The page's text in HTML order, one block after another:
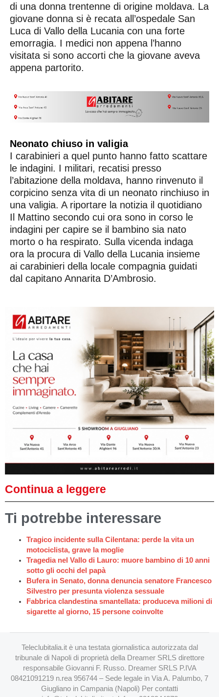
di una donna trentenne di origine moldava. La
giovane donna si è recata all’ospedale San
Luca di Vallo della Lucania con una forte
emorragia. I medici non appena l’hanno
visitata si sono accorti che la giovane aveva
appena partorito.
Neonato chiuso in valigia
I carabinieri a quel punto hanno fatto scattare
le indagini. I militari, recatisi presso
l’abitazione della moldava, hanno rinvenuto il
corpicino senza vita di un neonato rinchiuso in
una valigia. A riportare la notizia il quotidiano
Il Mattino secondo cui ora sono in corso le
indagini per capire se il bambino sia nato
morto o ha respirato. Sulla vicenda indaga
ora la procura di Vallo della Lucania insieme
ai carabinieri della locale compagnia guidati
dal capitano Annarita D’Ambrosio.
Continua a leggere
Ti potrebbe interessare
Tragico incidente sulla Cilentana: perde la vita un
motociclista, grave la moglie
Tragedia nel Vallo di Lauro: muore bambino di 10 anni
sotto gli occhi del papà
Bufera in Senato, donna denuncia senatore Francesco
Silvestro per presunta violenza sessuale
Fabbrica clandestina smantellata: produceva milioni di
sigarette al giorno, 15 persone coinvolte
Teleclubitalia.it è una testata giornalistica autorizzata dal
tribunale di Napoli di proprietà della Dreamer SRLS direttore
responsabile Giovanni F. Russo. Dreamer SRLS P.IVA
08421091219 n.rea 956744 – Sede legale in Via A. Palumbo, 7
Giugliano in Campania (Napoli) Per contatti